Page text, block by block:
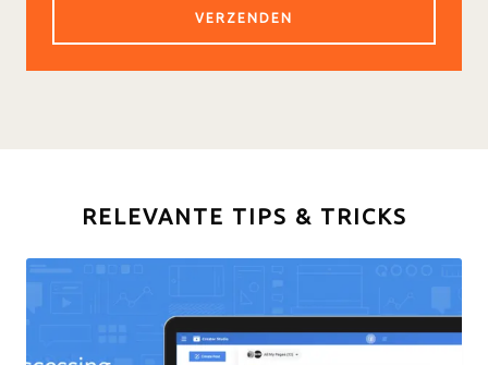
RELEVANTE TIPS & TRICKS